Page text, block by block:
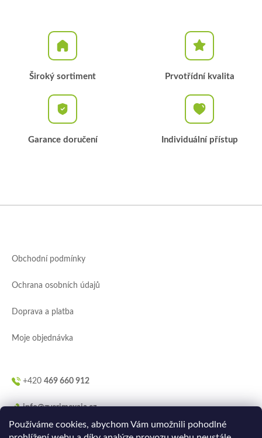
Používáme cookies, abychom Vám umožnili pohodlné
Široký sortiment Prvotřídní kvalita
Garance doručení Individuální přístup
Obchodní podmínky
Ochrana osobních údajů
Doprava a platba
Moje objednávka
+420 469 660 912
info@zverimexaja.cz